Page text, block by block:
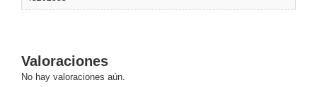
Valoraciones
No hay valoraciones aún.